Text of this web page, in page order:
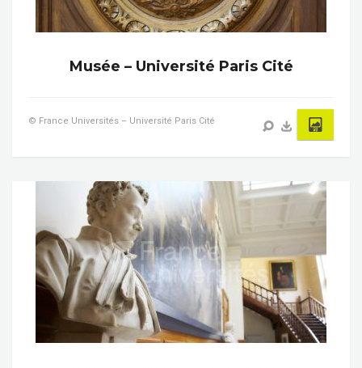
Musée – Université Paris Cité
© France Universités – Université Paris Cité